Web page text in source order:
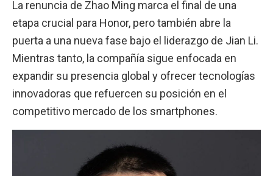
La renuncia de Zhao Ming marca el final de una
etapa crucial para Honor, pero también abre la
puerta a una nueva fase bajo el liderazgo de Jian Li.
Mientras tanto, la compañía sigue enfocada en
expandir su presencia global y ofrecer tecnologías
innovadoras que refuercen su posición en el
competitivo mercado de los smartphones.